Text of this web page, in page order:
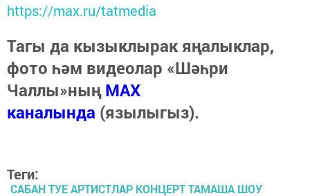
https://max.ru/tatmedia
Тагы да кызыклырак яңалыклар,
фото һәм видеолар «Шәһри
Чаллы»ныңMAX
каналында (язылыгыз).
Теги:
САБАН ТУЕ АРТИСТЛАР КОНЦЕРТ ТАМАША ШОУ